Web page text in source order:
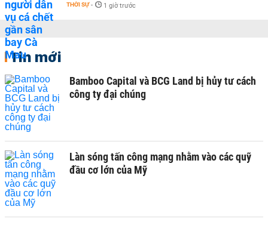
THỜI SỰ - 1 giờ trước
Tin mới
Bamboo Capital và BCG Land bị hủy tư cách
công ty đại chúng
Làn sóng tấn công mạng nhằm vào các quỹ
đầu cơ lớn của Mỹ